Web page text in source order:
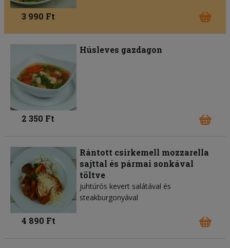
3 990 Ft
Húsleves gazdagon
2 350 Ft
Rántott csirkemell mozzarella
sajttal és pármai sonkával
töltve
juhtúrós kevert salátával és
steakburgonyával
4 890 Ft